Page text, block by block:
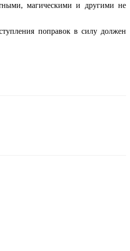
магическими и другими не
поправок в силу должен